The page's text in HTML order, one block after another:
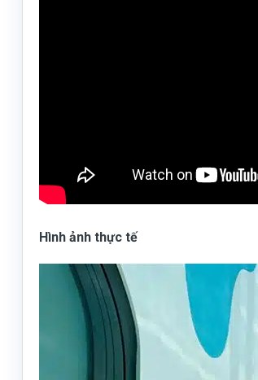
Hình ảnh thực tế